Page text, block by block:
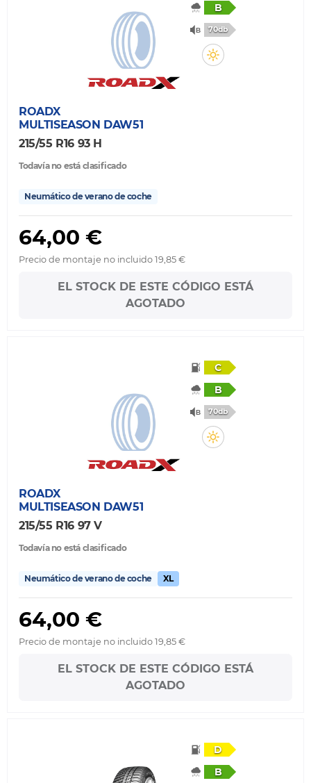
B
70db
ROADX
MULTISEASON DAW51
215/55 R16 93 H
Todavía no está clasificado
Neumático de verano de coche
64,00 €
Precio de montaje no incluido 19,85 €
EL STOCK DE ESTE CÓDIGO ESTÁ
AGOTADO
C
B
70db
ROADX
MULTISEASON DAW51
215/55 R16 97 V
Todavía no está clasificado
Neumático de verano de coche XL
64,00 €
Precio de montaje no incluido 19,85 €
EL STOCK DE ESTE CÓDIGO ESTÁ
AGOTADO
D
B